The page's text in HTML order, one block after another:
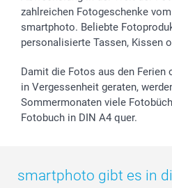
smartfriends
smartgarantie
smartbonus
zahlreichen Fotogeschenke
smartphoto. Beliebte
personalisierte Tassen, Kissen
Damit die Fotos aus den Ferien
in Vergessenheit geraten,
Sommermonaten viele
Fotobuch in DIN A4 quer.
smartphoto gibt es in